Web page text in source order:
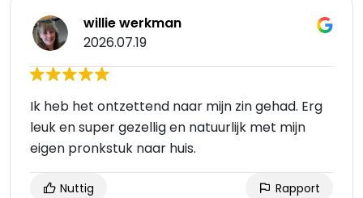
willie werkman
2026.07.19
Ik heb het ontzettend naar mijn zin gehad. Erg
leuk en super gezellig en natuurlijk met mijn
eigen pronkstuk naar huis.
Nuttig Rapport